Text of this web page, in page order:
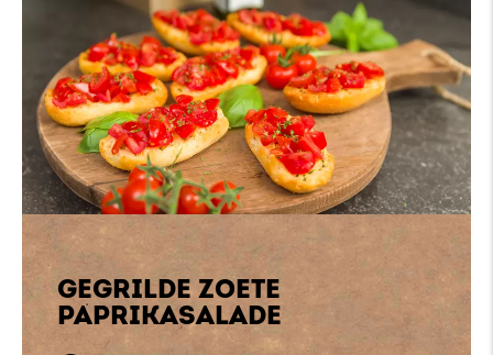
GEGRILDE ZOETE
PAPRIKASALADE